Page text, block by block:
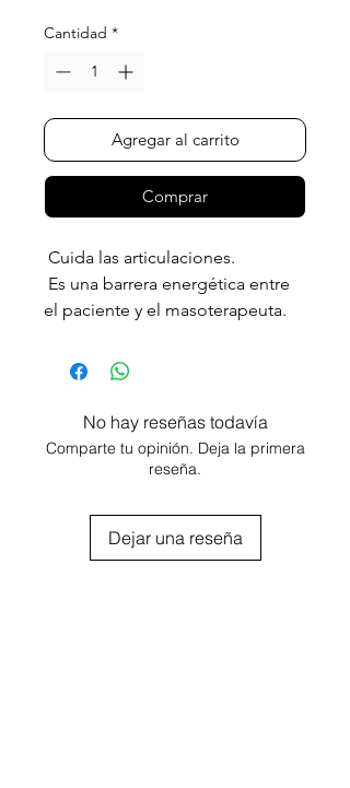
Cantidad *
Agregar al carrito
Comprar
Cuida las articulaciones.
Es una barrera energética entre
el paciente y el masoterapeuta.
profesional.
presión sin sufrir cansancio.
.
Si aún no lo tenés, no podés
No hay reseñas todavía
Comparte tu opinión. Deja la primera
reseña.
Dejar una reseña